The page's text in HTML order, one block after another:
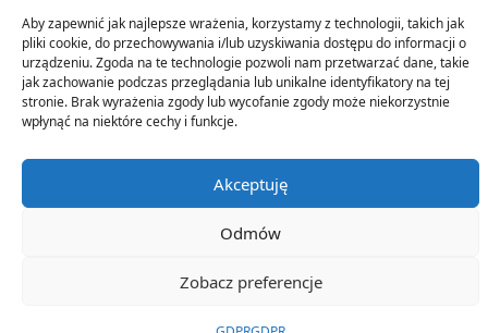
Aby zapewnić jak najlepsze wrażenia, korzystamy z technologii, takich jak
pliki cookie, do przechowywania i/lub uzyskiwania dostępu do informacji o
urządzeniu. Zgoda na te technologie pozwoli nam przetwarzać dane, takie
jak zachowanie podczas przeglądania lub unikalne identyfikatory na tej
stronie. Brak wyrażenia zgody lub wycofanie zgody może niekorzystnie
wpłynąć na niektóre cechy i funkcje.
Akceptuję
Odmów
Zobacz preferencje
info[at]ventorenergi.com
© 2021 Ventor